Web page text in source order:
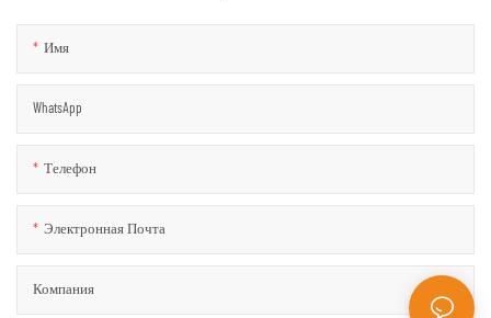
Имя
WhatsApp
Телефон
Электронная Почта
Компания